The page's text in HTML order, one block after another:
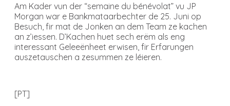
Am Kader vun der “semaine du bénévolat” vu JP
Morgan war e Bankmataarbechter de 25. Juni op
Besuch, fir mat de Jonken an dem Team ze kachen
an z’iessen. D’Kachen huet sech erëm als eng
interessant Geleeënheet erwisen, fir Erfarungen
auszetauschen a zesummen ze léieren.
[PT]